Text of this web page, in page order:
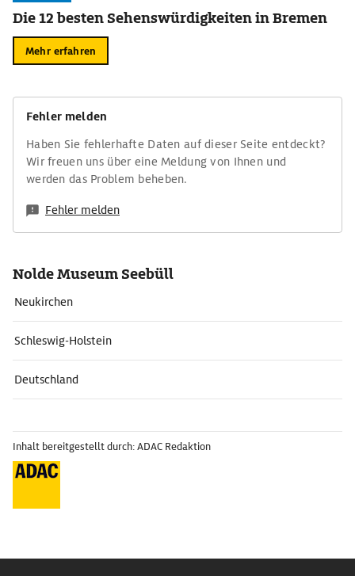
Die 12 besten Sehenswürdigkeiten in Bremen
Mehr erfahren
Fehler melden
Haben Sie fehlerhafte Daten auf dieser Seite entdeckt?
Wir freuen uns über eine Meldung von Ihnen und
werden das Problem beheben.
Fehler melden
Nolde Museum Seebüll
Neukirchen
Schleswig-Holstein
Deutschland
Inhalt bereitgestellt durch: ADAC Redaktion